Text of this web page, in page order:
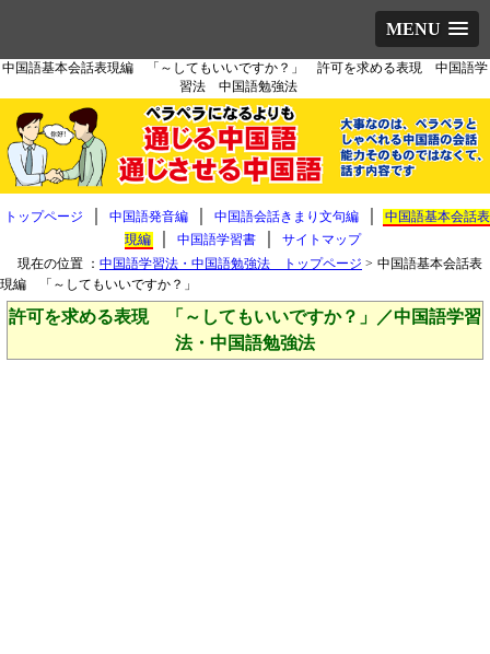
MENU
中国語基本会話表現編 「～してもいいですか？」 許可を求める表現 中国語学
習法 中国語勉強法
トップページ 中国語発音編 中国語会話きまり文句編
中国語基本会話表
現編
中国語学習書
サイトマップ
現在の位置 ： 中国語学習法・中国語勉強法 トップページ > 中国語基本会話表
現編 「～してもいいですか？」
許可を求める表現 「～してもいいですか？」／中国語学習
法・中国語勉強法